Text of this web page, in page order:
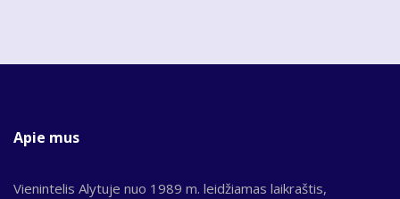
Apie mus
Vienintelis Alytuje nuo 1989 m. leidžiamas laikraštis,